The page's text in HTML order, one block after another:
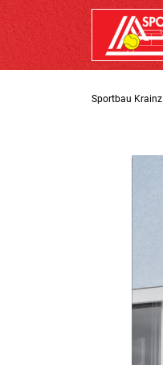
Sportbau Krainz